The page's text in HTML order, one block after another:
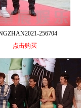
256704
点击购买